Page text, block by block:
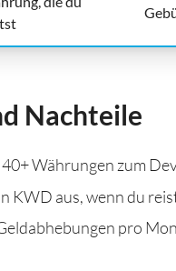
Nachteile
Währungen zum
KWD aus, wenn du
pro